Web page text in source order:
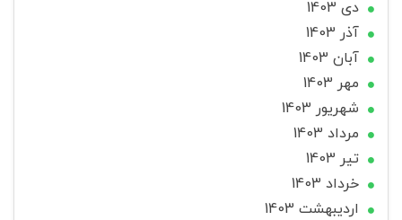
دی 1403
آذر 1403
آبان 1403
مهر 1403
شهریور 1403
مرداد 1403
تير 1403
خرداد 1403
ارديبهشت 1403